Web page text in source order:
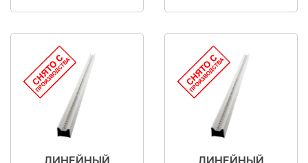
ЛИНЕЙНЫЙ
ЛИНЕЙНЫЙ